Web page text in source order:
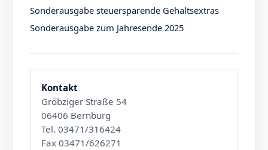
Sonderausgabe steuersparende Gehaltsextras
Sonderausgabe zum Jahresende 2025
Kontakt
Gröbziger Straße 54
06406 Bernburg
Tel. 03471/316424
Fax 03471/626271